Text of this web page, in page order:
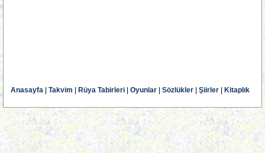
Anasayfa Takvim Rüya Tabirleri Oyunlar Sözlükler Şiirler Kitaplık